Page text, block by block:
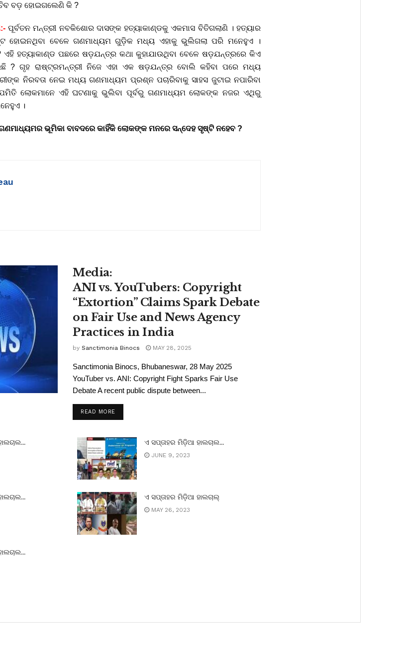
ବଡ଼ ହୋଇଗଲେଣି କି ?
ପୂର୍ବତନ ମନ୍ତ୍ରୀ ନବକିଶୋର ଦାସଙ୍କ ହତ୍ୟାକାଣ୍ଡକୁ ଏକମାସ ବିତିଗଲାଣି । ହତ୍ୟାର
ହୋଇନଥିବା ବେଳେ ଗଣମାଧ୍ୟମ ଗୁଡ଼ିକ ମଧ୍ୟ ଏହାକୁ ଭୁଲିଗଲା ପରି ମନେହୁଏ ।
ହତ୍ୟାକାଣ୍ଡ ପଛରେ ଷଡ଼ଯନ୍ତ୍ର କଥା କୁହାଯାଉଥିବା ବେଳେ ଷଡ଼ଯନ୍ତ୍ରରେ କିଏ
? ଗୃହ ରାଷ୍ଟ୍ରମନ୍ତ୍ରୀ ନିଜେ ଏହା ଏକ ଷଡ଼ଯନ୍ତ୍ର ବୋଲି କହିବା ପରେ ମଧ୍ୟ
ନିରବତା ନେଇ ମଧ୍ୟ ଗଣମାଧ୍ୟମ ପ୍ରଶ୍ନ ପଚାରିବାକୁ ସାହସ ଜୁଟାଇ ନପାରିବା
ଲୋକମାନେ ଏହି ଘଟଣାକୁ ଭୁଲିବା ପୂର୍ବରୁ ଗଣମାଧ୍ୟମ ଲୋକଙ୍କ ନଜର ଏଥିରୁ
।
ଭୂମିକା ବାବଦରେ କାହିଁକି ଲୋକଙ୍କ ମନରେ ସନ୍ଦେହ ସୃଷ୍ଟି ନହେବ ?
Media:
ANI vs. YouTubers: Copyright
“Extortion” Claims Spark Debate
on Fair Use and News Agency
Practices in India
by Sanctimonia Binocs MAY 28, 2025
Sanctimonia Binocs, Bhubaneswar, 28 May 2025
YouTuber vs. ANI: Copyright Fight Sparks Fair Use
Debate A recent public dispute between...
READ MORE
ଏ ସପ୍ତାହର ମିଡ଼ିଆ ହାଲଚାଲ…
JUNE 9, 2023
ଏ ସପ୍ତାହର ମିଡ଼ିଆ ହାଲଚାଲ୍
MAY 26, 2023